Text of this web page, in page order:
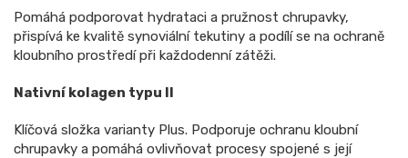
Pomáhá podporovat hydrataci a pružnost chrupavky,
přispívá ke kvalitě synoviální tekutiny a podílí se na ochraně
kloubního prostředí při každodenní zátěži.
Nativní kolagen typu II
Klíčová složka varianty Plus. Podporuje ochranu kloubní
chrupavky a pomáhá ovlivňovat procesy spojené s její